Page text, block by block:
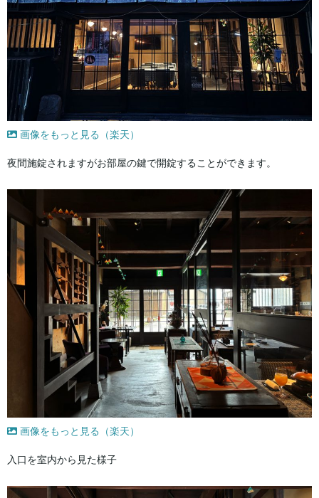
画像をもっと見る（楽天）
夜間施錠されますがお部屋の鍵で開錠することができます。
画像をもっと見る（楽天）
入口を室内から見た様子